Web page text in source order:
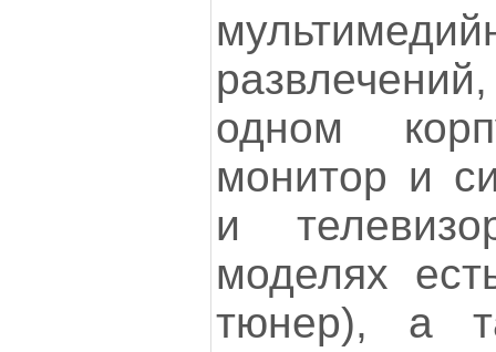
одном
монитор и
и
моделях
тюнер), а